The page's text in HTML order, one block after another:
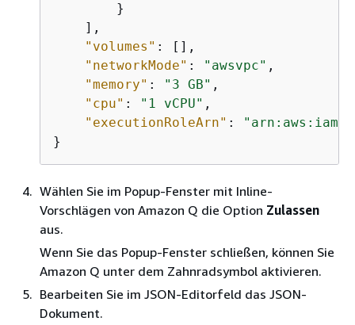
        }
    ],
"volumes" : [],
"networkMode" : "awsvpc" ,
"memory" : "3 GB" ,
"cpu" : "1 vCPU" ,
"executionRoleArn" :
}
Wählen Sie im Popup-Fenster mit Inline-
Vorschlägen von Amazon Q die Option Zulassen
aus.
Wenn Sie das Popup-Fenster schließen, können Sie
Amazon Q unter dem Zahnradsymbol aktivieren.
Bearbeiten Sie im JSON-Editorfeld das JSON-
Dokument.